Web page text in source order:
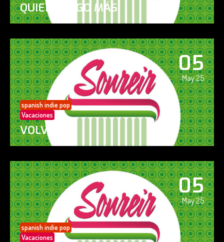
QUIERO ALGO MÁS
05
May 25
spanish indie pop
Vacaciones
VOLVERÁS
05
May 25
spanish indie pop
Vacaciones